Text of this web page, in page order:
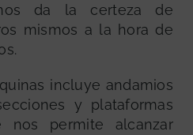
da la certeza de
mismos a la hora de
incluye andamios
y plataformas
nos permite alcanzar